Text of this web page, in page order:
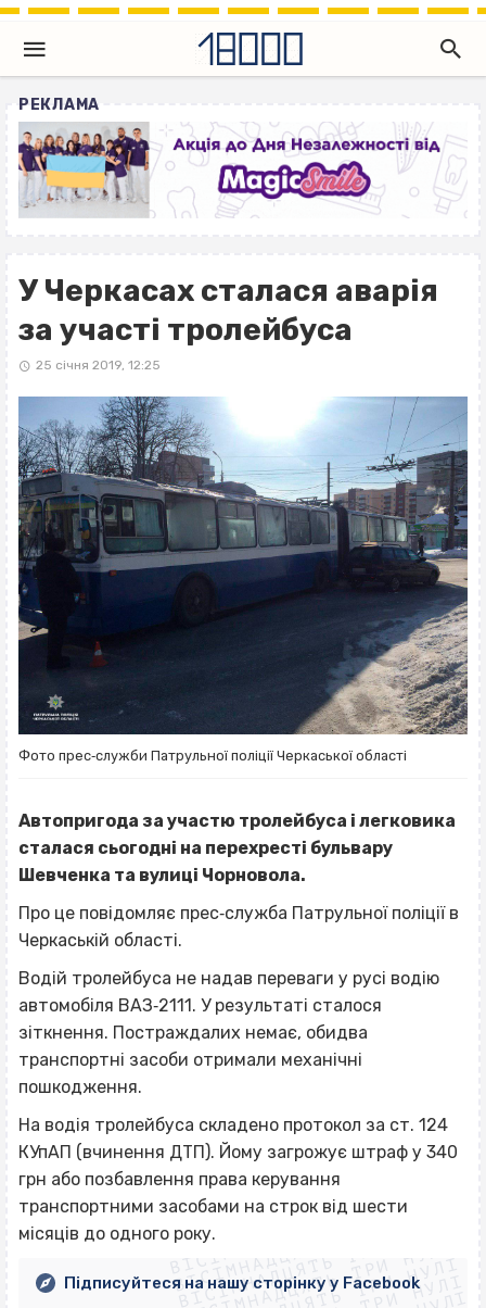
РЕКЛАМА
У Черкасах сталася аварія
за участі тролейбуса
25 січня 2019, 12:25
Фото прес‐служби Патрульної поліції Черкаської області
Автопригода за участю тролейбуса і легковика
сталася сьогодні на перехресті бульвару
Шевченка та вулиці Чорновола.
Про це повідомляє прес‐служба Патрульної поліції в
Черкаській області.
Водій тролейбуса не надав переваги у русі водію
автомобіля ВАЗ‐2111. У результаті сталося
зіткнення. Постраждалих немає, обидва
транспортні засоби отримали механічні
пошкодження.
На водія тролейбуса складено протокол за ст. 124
КУпАП (вчинення ДТП). Йому загрожує штраф у 340
грн або позбавлення права керування
транспортними засобами на строк від шести
місяців до одного року.ВІСІМНАДЦЯТЬ ТРИ НУЛІ
ВІСІМНАДЦЯТЬ ТРИ НУЛІ
ВІСІМНАДЦЯТЬ ТРИ НУЛІ
ВІСІМНАДЦЯТЬ ТРИ НУЛІ
Підписуйтеся на нашу сторінку у Facebook